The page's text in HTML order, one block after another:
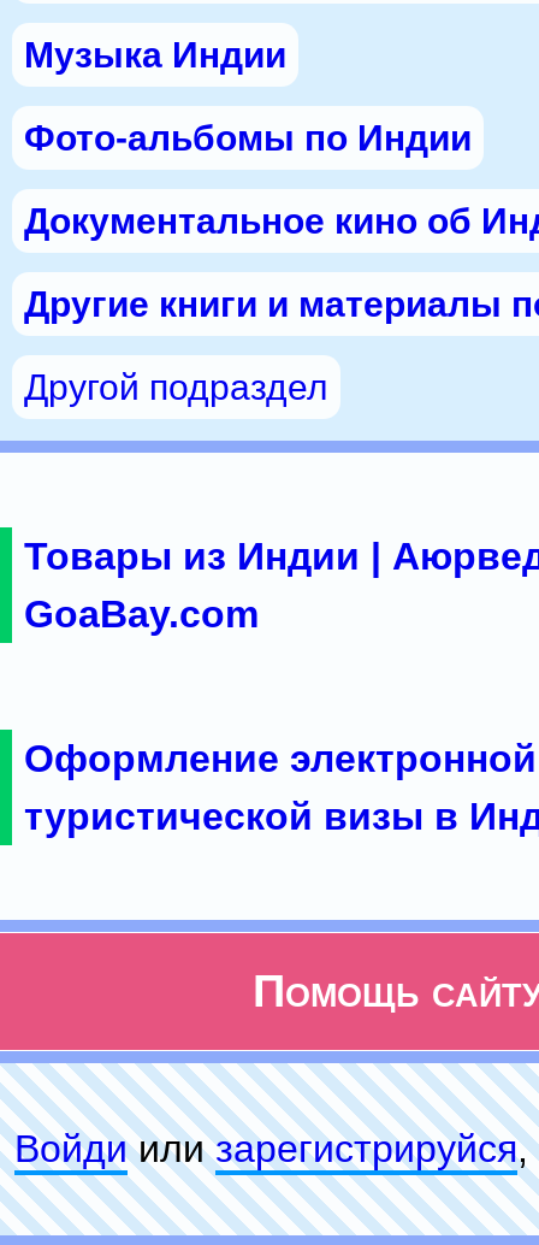
Музыка Индии
Фото-альбомы по Индии
Документальное кино об
Другие книги и материалы
Другой подраздел
Товары из Индии |
GoaBay.com
Оформление электронной
туристической визы в
Помощь
Войдиилизарeгиcтpируйся,